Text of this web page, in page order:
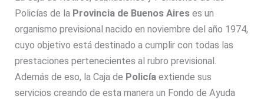
Policías de la Provincia de Buenos Aires es un
organismo previsional nacido en noviembre del año 1974,
cuyo objetivo está destinado a cumplir con todas las
prestaciones pertenecientes al rubro previsional.
Además de eso, la Caja de Policía extiende sus
servicios creando de esta manera un Fondo de Ayuda